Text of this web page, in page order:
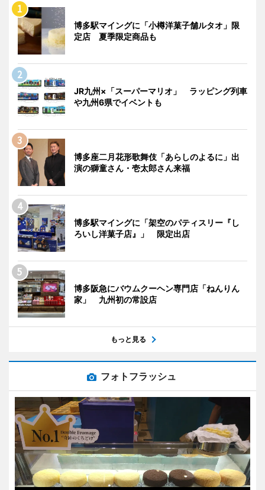
博多駅マイングに「小樽洋菓子舗ルタオ」限
定店 夏季限定商品も
JR九州×「スーパーマリオ」 ラッピング列車
や九州6県でイベントも
博多座二月花形歌舞伎「あらしのよるに」出
演の獅童さん・壱太郎さん来福
博多駅マイングに「架空のパティスリー『し
ろいし洋菓子店』」 限定出店
博多阪急にバウムクーヘン専門店「ねんりん
家」 九州初の常設店
もっと見る
フォトフラッシュ